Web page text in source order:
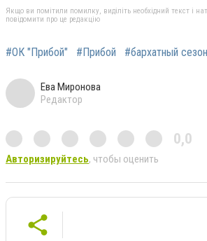
Якщо ви помітили помилку, виділіть необхідний текст і
повідомити про це редакцію
#ОК "Прибой" #Прибой #бархатный сезон
Ева Миронова
Редактор
0,0
Авторизируйтесь, чтобы оценить